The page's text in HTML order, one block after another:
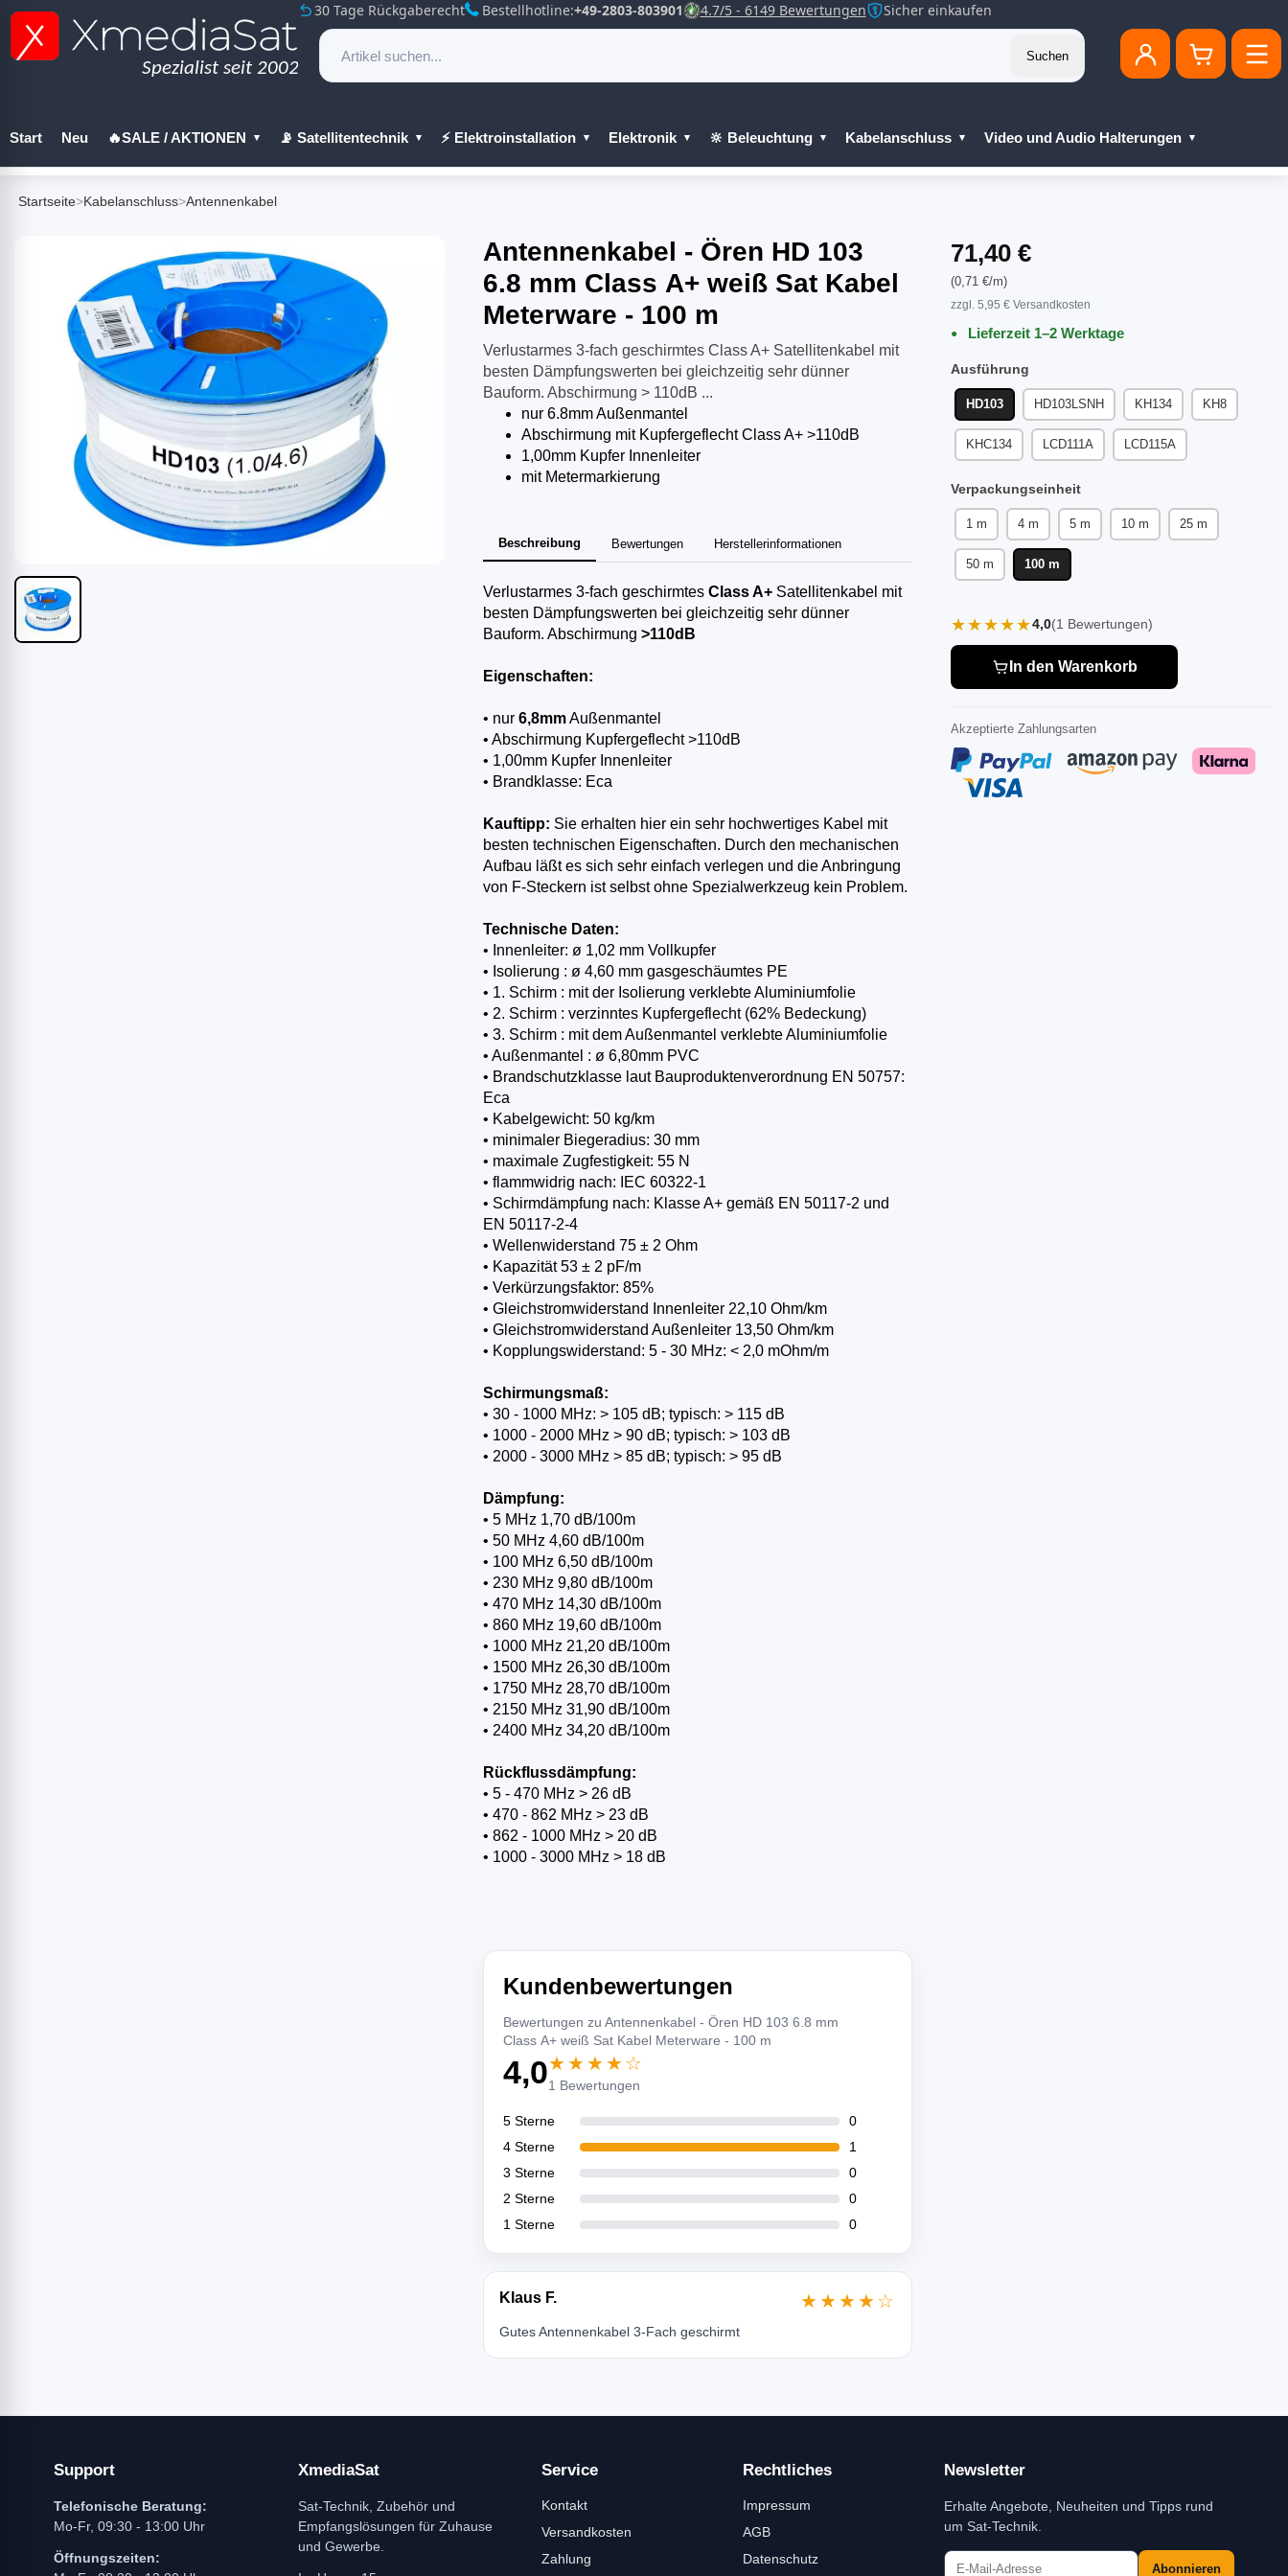
30 Tage Rückgaberecht Bestellhotline:+49-2803-803901 4.7/5 - 6149 Bewertungen Sicher einkaufen
Suchen
Start Neu 🔥SALE / AKTIONEN 📡 Satellitentechnik ⚡ Elektroinstallation Elektronik 🔆 Beleuchtung Kabelanschluss Video und Audio Halterungen
🔧 Werkzeug
Startseite>Kabelanschluss>Antennenkabel
Antennenkabel - Ören HD 103
6.8 mm Class A+ weiß Sat Kabel
Meterware - 100 m
Verlustarmes 3-fach geschirmtes Class A+ Satellitenkabel mit
besten Dämpfungswerten bei gleichzeitig sehr dünner
Bauform. Abschirmung > 110dB ...
nur 6.8mm Außenmantel
Abschirmung mit Kupfergeflecht Class A+ >110dB
1,00mm Kupfer Innenleiter
mit Metermarkierung
Beschreibung Bewertungen Herstellerinformationen
Verlustarmes 3-fach geschirmtes Class A+Satellitenkabel mit
besten Dämpfungswerten bei gleichzeitig sehr dünner
Bauform. Abschirmung >110dB
Eigenschaften:
• nur 6,8mmAußenmantel
• Abschirmung Kupfergeflecht >110dB
• 1,00mm Kupfer Innenleiter
• Brandklasse: Eca
Kauftipp: Sie erhalten hier ein sehr hochwertiges Kabel mit
besten technischen Eigenschaften. Durch den mechanischen
Aufbau läßt es sich sehr einfach verlegen und die Anbringung
von F-Steckern ist selbst ohne Spezialwerkzeug kein Problem.
Technische Daten:
• Innenleiter: ø 1,02 mm Vollkupfer
• Isolierung : ø 4,60 mm gasgeschäumtes PE
• 1. Schirm : mit der Isolierung verklebte Aluminiumfolie
• 2. Schirm : verzinntes Kupfergeflecht (62% Bedeckung)
• 3. Schirm : mit dem Außenmantel verklebte Aluminiumfolie
• Außenmantel : ø 6,80mm PVC
• Brandschutzklasse laut Bauproduktenverordnung EN 50757:
Eca
• Kabelgewicht: 50 kg/km
• minimaler Biegeradius: 30 mm
• maximale Zugfestigkeit: 55 N
• flammwidrig nach: IEC 60322-1
• Schirmdämpfung nach: Klasse A+ gemäß EN 50117-2 und
EN 50117-2-4
• Wellenwiderstand 75 ± 2 Ohm
• Kapazität 53 ± 2 pF/m
• Verkürzungsfaktor: 85%
• Gleichstromwiderstand Innenleiter 22,10 Ohm/km
• Gleichstromwiderstand Außenleiter 13,50 Ohm/km
• Kopplungswiderstand: 5 - 30 MHz: < 2,0 mOhm/m
Schirmungsmaß:
• 30 - 1000 MHz: > 105 dB; typisch: > 115 dB
• 1000 - 2000 MHz > 90 dB; typisch: > 103 dB
• 2000 - 3000 MHz > 85 dB; typisch: > 95 dB
Dämpfung:
• 5 MHz 1,70 dB/100m
• 50 MHz 4,60 dB/100m
• 100 MHz 6,50 dB/100m
• 230 MHz 9,80 dB/100m
• 470 MHz 14,30 dB/100m
• 860 MHz 19,60 dB/100m
• 1000 MHz 21,20 dB/100m
• 1500 MHz 26,30 dB/100m
• 1750 MHz 28,70 dB/100m
• 2150 MHz 31,90 dB/100m
• 2400 MHz 34,20 dB/100m
Rückflussdämpfung:
• 5 - 470 MHz > 26 dB
• 470 - 862 MHz > 23 dB
• 862 - 1000 MHz > 20 dB
• 1000 - 3000 MHz > 18 dB
Kundenbewertungen
Bewertungen zu Antennenkabel - Ören HD 103 6.8 mm
Class A+ weiß Sat Kabel Meterware - 100 m
4,0★★★★☆
1 Bewertungen
5 Sterne
0
4 Sterne
1
3 Sterne
0
2 Sterne
0
1 Sterne
0
Klaus F. ★★★★☆
Gutes Antennenkabel 3-Fach geschirmt
71,40 €
(0,71 €/m)
zzgl. 5,95 € Versandkosten
Lieferzeit 1–2 Werktage
Ausführung
HD103 HD103LSNH KH134 KH8
KHC134 LCD111A LCD115A
Verpackungseinheit
1 m 4 m 5 m 10 m 25 m
50 m 100 m
★★★★★4,0(1 Bewertungen)
In den Warenkorb
Akzeptierte Zahlungsarten
Support
Telefonische Beratung:
Mo-Fr, 09:30 - 13:00 Uhr
Öffnungszeiten:
XmediaSat
Sat-Technik, Zubehör und
Empfangslösungen für Zuhause
und Gewerbe.
Service
Kontakt
Versandkosten
Zahlung
Rechtliches
Impressum
AGB
Datenschutz
Newsletter
Erhalte Angebote, Neuheiten und Tipps rund
um Sat-Technik.
Abonnieren